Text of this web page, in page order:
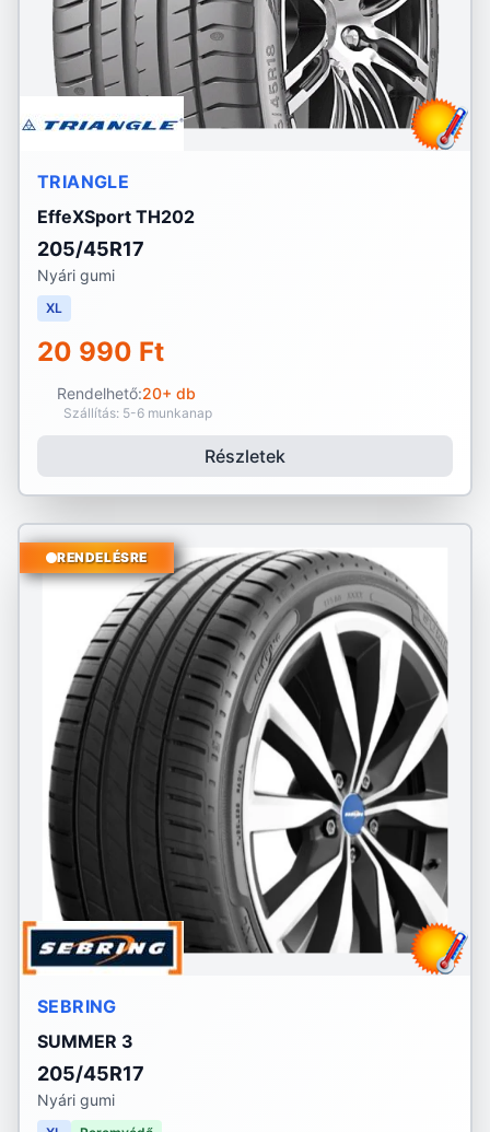
TRIANGLE
EffeXSport TH202
205/45R17
Nyári gumi
XL
20 990 Ft
Rendelhető:20+ db
Szállítás: 5-6 munkanap
Részletek
RENDELÉSRE
SEBRING
SUMMER 3
205/45R17
Nyári gumi